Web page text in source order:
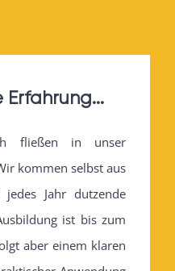
Erfahrung...
fließen in unser
kommen selbst aus
Jahr dutzende
ist bis zum
aber einem klaren